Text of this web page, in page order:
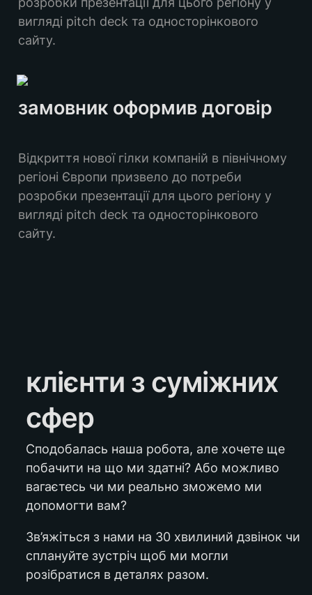
вигляді pitch deck та односторінкового
сайту.
замовник оформив договір
Відкриття нової гілки компаній в північному
регіоні Європи призвело до потреби
розробки презентації для цього регіону у
вигляді pitch deck та односторінкового
сайту.
клієнти з суміжних
сфер
Сподобалась наша робота, але хочете ще
побачити на що ми здатні? Або можливо
вагаєтесь чи ми реально зможемо ми
допомогти вам?
Зв’яжіться з нами на 30 хвилиний дзвінок чи
сплануйте зустріч щоб ми могли
розібратися в деталях разом.